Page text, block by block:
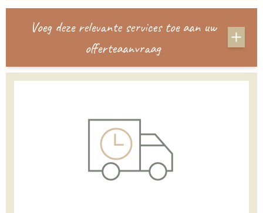
Voeg deze relevante services toe aan uw
offerteaanvraag